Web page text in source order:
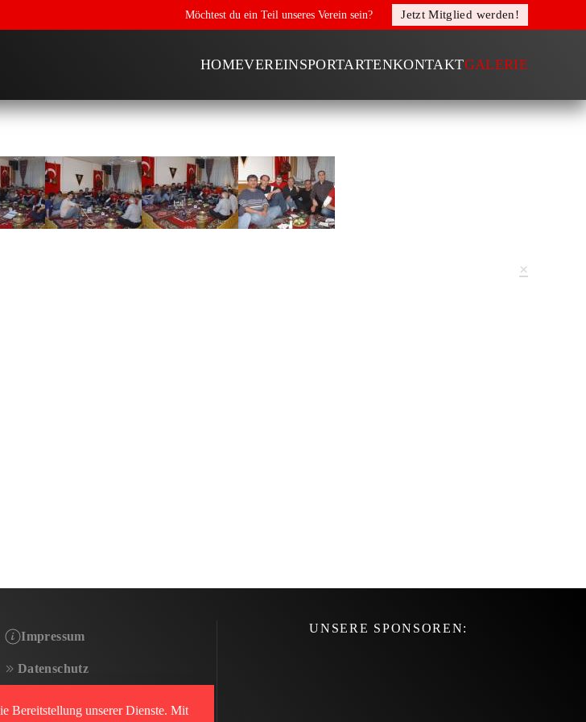
Möchtest du ein Teil unseres Verein sein? Jetzt Mitglied werden!
HOMEVEREINSPORTARTENKONTAKTGALERIE
×
Impressum
Datenschutz
Anadolu Bayern e.V.
UNSERE SPONSOREN:
Bereitstellung unserer Dienste. Mit